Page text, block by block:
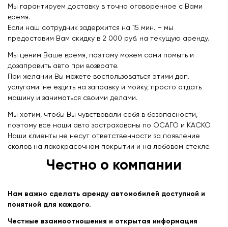
Мы гарантируем доставку в точно оговоренное с Вами
время.
Если наш сотрудник задержится на 15 мин. – мы
предоставим Вам скидку в 2 000 руб. на текущую аренду.
Мы ценим Ваше время, поэтому можем сами помыть и
дозаправить авто при возврате.
При желании Вы можете воспользоваться этими доп.
услугами: не ездить на заправку и мойку, просто отдать
машину и заниматься своими делами.
Мы хотим, чтобы Вы чувствовали себя в безопасности,
поэтому все наши авто застрахованы по ОСАГО и КАСКО.
Наши клиенты не несут ответственности за появление
сколов на лакокрасочном покрытии и на лобовом стекле.
Честно о компании
Нам важно сделать аренду автомобилей доступной и
понятной для каждого.
Честные взаимоотношения и открытая информация